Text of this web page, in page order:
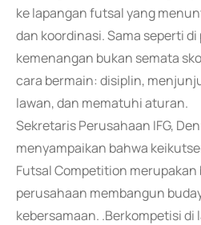
ke lapangan futsal yang
dan koordinasi. Sama seperti di
kemenangan bukan semata
cara bermain: disiplin,
lawan, dan mematuhi aturan.
Sekretaris Perusahaan IFG,
menyampaikan bahwa
Futsal Competition
perusahaan membangun
kebersamaan. .Berkompetisi